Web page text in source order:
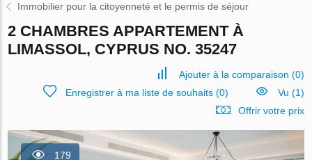
Immobilier pour la citoyenneté et le permis de séjour
2 CHAMBRES APPARTEMENT À
LIMASSOL, CYPRUS NO. 35247
Ajouter à la comparaison (0)
Enregistrer à ma liste de souhaits(0)
Vu (1)
Offrir votre prix
179